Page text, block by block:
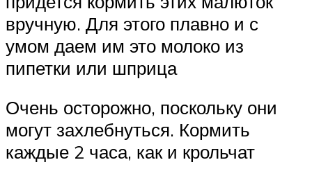
вручную. Для этого плавно и с
умом даем им это молоко из
пипетки или шприца
Очень осторожно, поскольку они
могут захлебнуться. Кормить
каждые 2 часа, как и крольчат